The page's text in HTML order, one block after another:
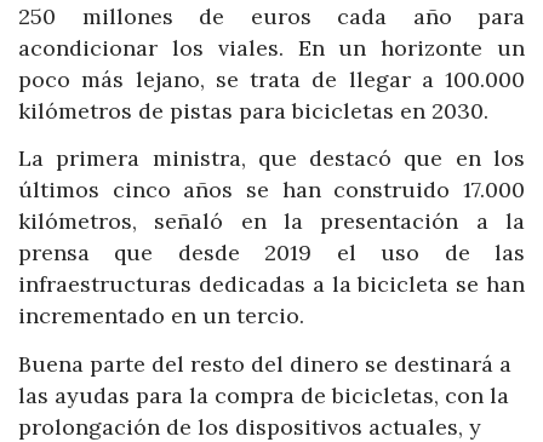
250 millones de euros cada año para
acondicionar los viales. En un horizonte un
poco más lejano, se trata de llegar a 100.000
kilómetros de pistas para bicicletas en 2030.
La primera ministra, que destacó que en los
últimos cinco años se han construido 17.000
kilómetros, señaló en la presentación a la
prensa que desde 2019 el uso de las
infraestructuras dedicadas a la bicicleta se han
incrementado en un tercio.
Buena parte del resto del dinero se destinará a
las ayudas para la compra de bicicletas, con la
prolongación de los dispositivos actuales, y